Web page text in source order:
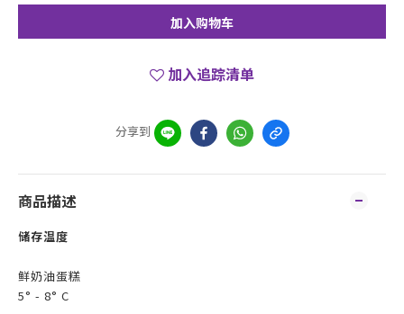
加入购物车
加入追踪清单
分享到
商品描述
储存温度
鲜奶油蛋糕
5° - 8° C